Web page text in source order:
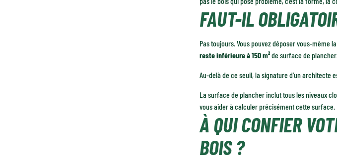
FAUT-IL
Pas toujours. Vous pouvez déposer vous-
reste inférieure à 150 m²de surface de
Au-delà de ce seuil, la signature d’un architecte
La surface de plancher inclut tous les niveaux
vous aider à calculer précisément cette surface.
À QUI CONFIER
BOIS ?